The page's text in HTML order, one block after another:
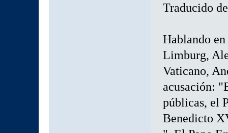
Traducido
Hablando
Limburg,
Vaticano,
acusación:
públicas, el
Benedicto